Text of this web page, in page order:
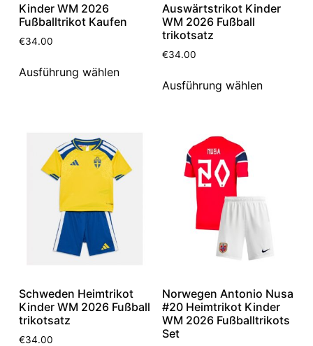
Kinder WM 2026
Fußballtrikot Kaufen
€34.00
Ausführung wählen
Auswärtstrikot Kinder
WM 2026 Fußball
trikotsatz
€34.00
Ausführung wählen
Schweden Heimtrikot
Kinder WM 2026 Fußball
trikotsatz
€34.00
Norwegen Antonio Nusa
#20 Heimtrikot Kinder
WM 2026 Fußballtrikots
Set